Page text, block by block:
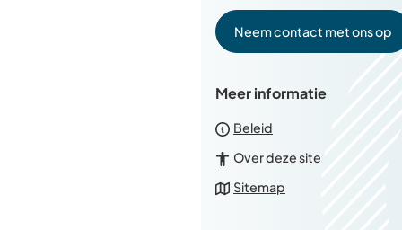
paginainhoud
Neem contact met ons op
Meer informatie
Beleid
Over deze site
Sitemap